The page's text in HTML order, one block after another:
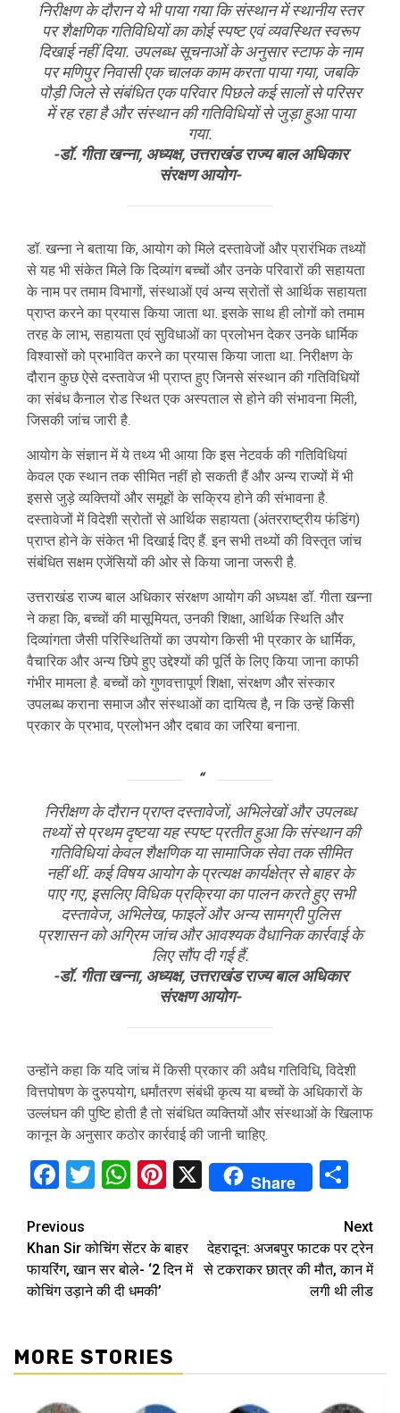
निरीक्षण के दौरान ये भी पाया गया कि संस्थान में स्थानीय स्तर
पर शैक्षणिक गतिविधियों का कोई स्पष्ट एवं व्यवस्थित स्वरूप
दिखाई नहीं दिया. उपलब्ध सूचनाओं के अनुसार स्टाफ के नाम
पर मणिपुर निवासी एक चालक काम करता पाया गया, जबकि
पौड़ी जिले से संबंधित एक परिवार पिछले कई सालों से परिसर
में रह रहा है और संस्थान की गतिविधियों से जुड़ा हुआ पाया
गया.
-डॉ. गीता खन्ना, अध्यक्ष, उत्तराखंड राज्य बाल अधिकार
संरक्षण आयोग-
डॉ. खन्ना ने बताया कि, आयोग को मिले दस्तावेजों और प्रारंभिक तथ्यों
से यह भी संकेत मिले कि दिव्यांग बच्चों और उनके परिवारों की सहायता
के नाम पर तमाम विभागों, संस्थाओं एवं अन्य स्रोतों से आर्थिक सहायता
प्राप्त करने का प्रयास किया जाता था. इसके साथ ही लोगों को तमाम
तरह के लाभ, सहायता एवं सुविधाओं का प्रलोभन देकर उनके धार्मिक
विश्वासों को प्रभावित करने का प्रयास किया जाता था. निरीक्षण के
दौरान कुछ ऐसे दस्तावेज भी प्राप्त हुए जिनसे संस्थान की गतिविधियों
का संबंध कैनाल रोड स्थित एक अस्पताल से होने की संभावना मिली,
जिसकी जांच जारी है.
आयोग के संज्ञान में ये तथ्य भी आया कि इस नेटवर्क की गतिविधियां
केवल एक स्थान तक सीमित नहीं हो सकती हैं और अन्य राज्यों में भी
इससे जुड़े व्यक्तियों और समूहों के सक्रिय होने की संभावना है.
दस्तावेजों में विदेशी स्रोतों से आर्थिक सहायता (अंतरराष्ट्रीय फंडिंग)
प्राप्त होने के संकेत भी दिखाई दिए हैं. इन सभी तथ्यों की विस्तृत जांच
संबंधित सक्षम एजेंसियों की ओर से किया जाना जरूरी है.
उत्तराखंड राज्य बाल अधिकार संरक्षण आयोग की अध्यक्ष डॉ. गीता खन्ना
ने कहा कि, बच्चों की मासूमियत, उनकी शिक्षा, आर्थिक स्थिति और
दिव्यांगता जैसी परिस्थितियों का उपयोग किसी भी प्रकार के धार्मिक,
वैचारिक और अन्य छिपे हुए उद्देश्यों की पूर्ति के लिए किया जाना काफी
गंभीर मामला है. बच्चों को गुणवत्तापूर्ण शिक्षा, संरक्षण और संस्कार
उपलब्ध कराना समाज और संस्थाओं का दायित्व है, न कि उन्हें किसी
प्रकार के प्रभाव, प्रलोभन और दबाव का जरिया बनाना.
निरीक्षण के दौरान प्राप्त दस्तावेजों, अभिलेखों और उपलब्ध
तथ्यों से प्रथम दृष्टया यह स्पष्ट प्रतीत हुआ कि संस्थान की
गतिविधियां केवल शैक्षणिक या सामाजिक सेवा तक सीमित
नहीं थीं. कई विषय आयोग के प्रत्यक्ष कार्यक्षेत्र से बाहर के
पाए गए, इसलिए विधिक प्रक्रिया का पालन करते हुए सभी
दस्तावेज, अभिलेख, फाइलें और अन्य सामग्री पुलिस
प्रशासन को अग्रिम जांच और आवश्यक वैधानिक कार्रवाई के
लिए सौंप दी गई हैं.
-डॉ. गीता खन्ना, अध्यक्ष, उत्तराखंड राज्य बाल अधिकार
संरक्षण आयोग-
उन्होंने कहा कि यदि जांच में किसी प्रकार की अवैध गतिविधि, विदेशी
वित्तपोषण के दुरुपयोग, धर्मांतरण संबंधी कृत्य या बच्चों के अधिकारों के
उल्लंघन की पुष्टि होती है तो संबंधित व्यक्तियों और संस्थाओं के खिलाफ
कानून के अनुसार कठोर कार्रवाई की जानी चाहिए.
Facebook
Twitter
WhatsApp
Pinterest
X Share
Continue
Reading
Previous
Khan Sir कोचिंग सेंटर के बाहर
फायरिंग, खान सर बोले- ‘2 दिन में
कोचिंग उड़ाने की दी धमकी’
Next
देहरादून: अजबपुर फाटक पर ट्रेन
से टकराकर छात्र की मौत, कान में
लगी थी लीड
MORE STORIES